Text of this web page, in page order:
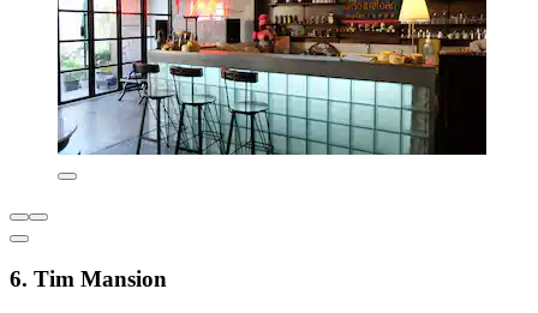
6. Tim Mansion